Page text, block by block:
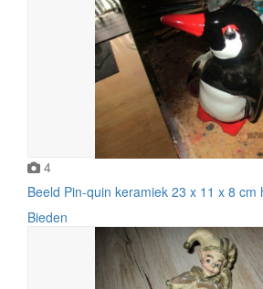
4
Beeld Pin-quin keramiek 23 x 11 x 8 cm
Bieden